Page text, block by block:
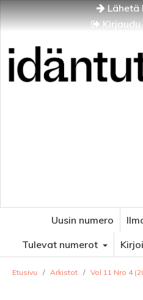
Lähetä
Kirjaudu
Uusin numero
Tulevat numerot
Etusivu / Arkistot / Vol 11 Nro 4